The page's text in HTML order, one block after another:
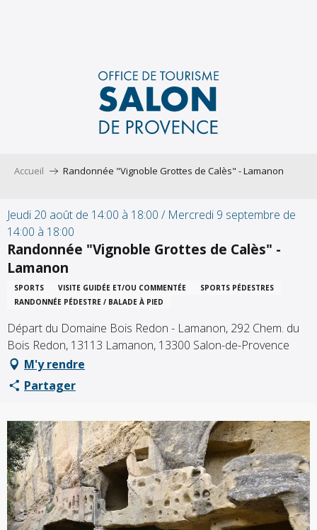
Accueil Randonnée "Vignoble Grottes de Calès" - Lamanon
Jeudi 20 août de 14:00 à 18:00 / Mercredi 9 septembre de
14:00 à 18:00
Randonnée "Vignoble Grottes de Calès" -
Lamanon
SPORTS VISITE GUIDÉE ET/OU COMMENTÉE
SPORTS PÉDESTRES
RANDONNÉE PÉDESTRE / BALADE À PIED
Départ du Domaine Bois Redon - Lamanon, 292 Chem. du
Bois Redon, 13113 Lamanon, 13300 Salon-de-Provence
M'y rendre
Partager